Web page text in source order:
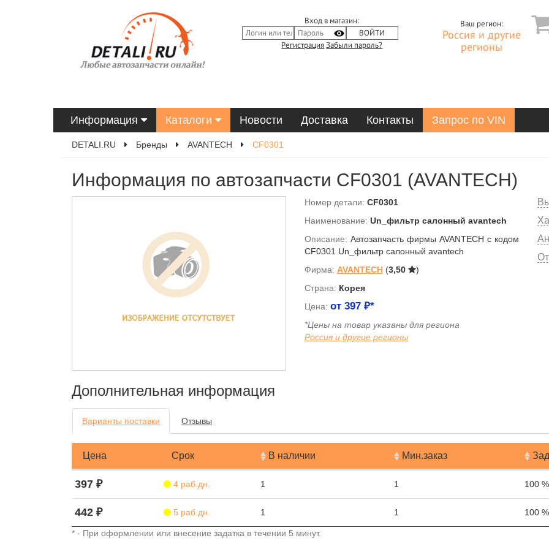
Вход в магазин:
Регистрация Забыли пароль?
Ваш регион:
Россия и другие
регионы
Информация Каталоги Новости Доставка Контакты Запрос по VIN
DETALI.RU Бренды AVANTECH CF0301
Информация по автозапчасти CF0301 (AVANTECH)
Номер детали: CF0301
Наименование: Un_фильтр салонный avantech
Описание: Автозапчасть фирмы AVANTECH с кодом
CF0301 Un_фильтр салонный avantech
Фирма: AVANTECH (3,50
)
Страна: Корея
Цена: от 397 ₽*
*Цены на товар указаны для региона
Россия и другие регионы
Дополнительная информация
Варианты поставки Отзывы
Цена Срок В наличии Мин.заказ
397 ₽ 4 раб.дн. 1 1 100 %
442 ₽ 5 раб.дн. 1 1 100 %
* - При оформлении или внесение задатка в течении 5 минут.